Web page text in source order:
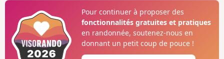
vide pourront être impressionnées par certains passages
techniques équipés de câbles ou d'échelles.
Pour continuer à proposer des
fonctionnalités gratuites et pratiques
en randonnée, soutenez-nous en
donnant un petit coup de pouce !